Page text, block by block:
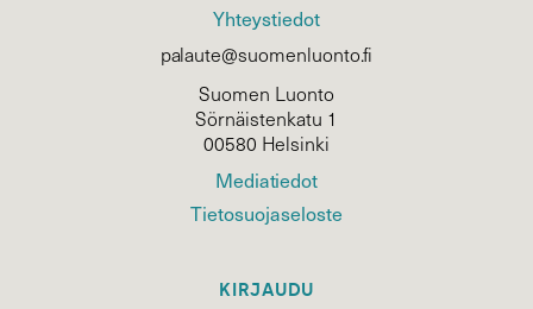
Yhteystiedot
palaute@suomenluonto.fi
Suomen Luonto
Sörnäistenkatu 1
00580 Helsinki
Mediatiedot
Tietosuojaseloste
KIRJAUDU